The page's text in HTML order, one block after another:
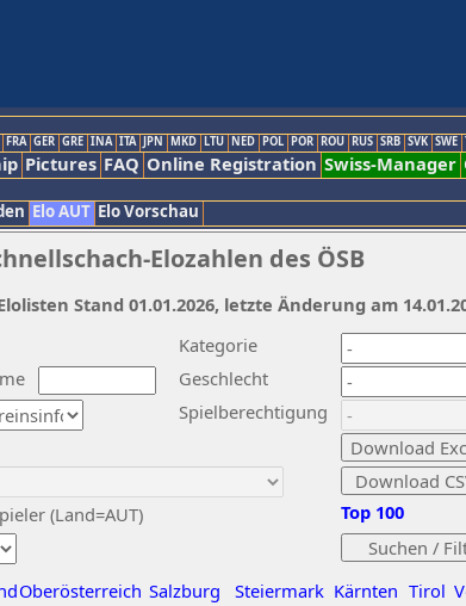
FRA GER GRE INA ITA JPN MKD LTU NED POL POR ROU RUS SRB SVK SWE
Pictures FAQ Online Registration Swiss-Manager
Elo AUT Elo Vorschau
Elozahlen des ÖSB
Kategorie
Geschlecht
(Land=AUT)
Spielberechtigung
Oberösterreich Salzburg Steiermark Kärnten Tirol
Top 100
Stand 01.01.2026, letzte Änderung am